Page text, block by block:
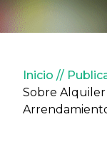
Inicio
Sobre Alquiler